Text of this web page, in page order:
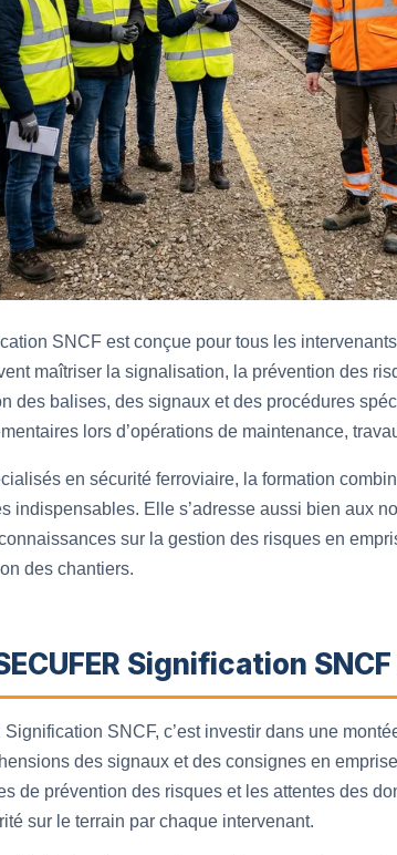
SNCF est conçue pour tous les
maîtriser la signalisation, la prévention des
des balises, des signaux et des procédures
lors d’opérations de maintenance,
en sécurité ferroviaire, la formation
indispensables. Elle s’adresse aussi bien aux
sur la gestion des risques en
des chantiers.
Signification SNCF
SNCF, c’est investir dans une
des signaux et des consignes en
de prévention des risques et les attentes des
sur le terrain par chaque intervenant.